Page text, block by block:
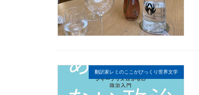
翻訳家レミのここがびっくり世界文学